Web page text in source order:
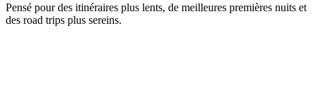
Pensé pour des itinéraires plus lents, de meilleures premières nuits et
des road trips plus sereins.